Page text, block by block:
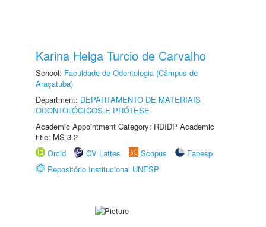
Karina Helga Turcio de Carvalho
School: Faculdade de Odontologia (Câmpus de
Araçatuba)
Department: DEPARTAMENTO DE MATERIAIS
ODONTOLÓGICOS E PRÓTESE
Academic Appointment Category: RDIDP Academic
title: MS-3.2
Orcid
CV Lattes Scopus
Fapesp
Repositório Institucional UNESP